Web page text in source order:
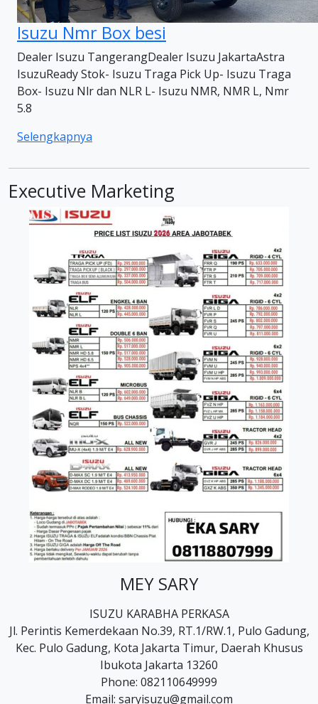
Isuzu Nmr Box besi
Dealer Isuzu TangerangDealer Isuzu JakartaAstra
IsuzuReady Stok- Isuzu Traga Pick Up- Isuzu Traga
Box- Isuzu Nlr dan NLR L- Isuzu NMR, NMR L, Nmr
5.8
Selengkapnya
Executive Marketing
MEY SARY
ISUZU KARABHA PERKASA
Jl. Perintis Kemerdekaan No.39, RT.1/RW.1, Pulo Gadung,
Kec. Pulo Gadung, Kota Jakarta Timur, Daerah Khusus
Ibukota Jakarta 13260
Phone: 082110649999
Email: saryisuzu@gmail.com